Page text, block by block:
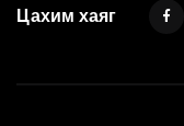
Цахим хаяг